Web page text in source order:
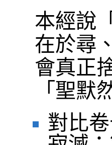
本經說
在於尋
會真正
「聖默
對比